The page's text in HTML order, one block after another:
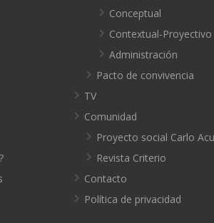
Conceptual
Contextual-Proyectivo
Administración
Pacto de convivencia
TV
Comunidad
Proyecto social Carlo
Revista Criterio
Contacto
Política de privacidad